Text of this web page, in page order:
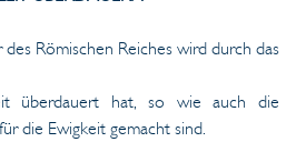
Römischen Reiches wird durch das
überdauert hat, so wie auch die
die Ewigkeit gemacht sind.